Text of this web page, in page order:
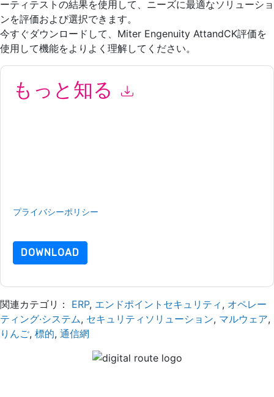
ーティテストの結果を使用して、ニーズに最適なソリューショ
ンを評価および選択できます。
今すぐダウンロードして、Miter Engenuity AttandCK評価を
使用して機能をよりよく理解してください。
もっと知る
プライバシーポリシー
DOWNLOAD
関連カテゴリ： ERP, エンドポイントセキュリティ , オペレー
ティング·システム, セキュリティソリューション, マルウェア,
りんご, 標的, 通信網